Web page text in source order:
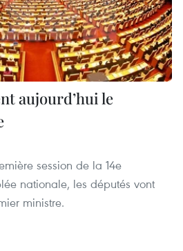
aujourd’hui le
session de la 14e
nationale, les députés vont
ministre.